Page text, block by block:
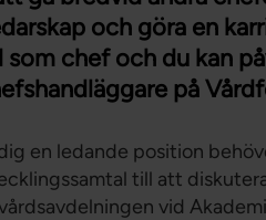
och göra en
chef och du kan
på
en ledande position
till att
vid